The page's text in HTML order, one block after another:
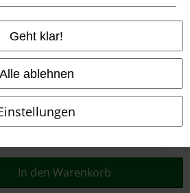
Geht klar!
Alle ablehnen
In den Warenkorb